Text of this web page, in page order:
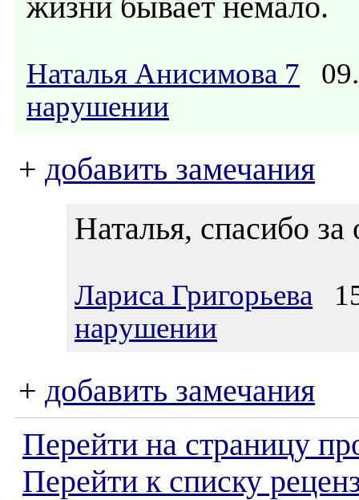
Наталья Анисимова 7
нарушении
+ добавить замечания
Наталья, спасибо за
Лариса Григорьева
нарушении
+ добавить замечания
Перейти на страницу
Перейти к списку